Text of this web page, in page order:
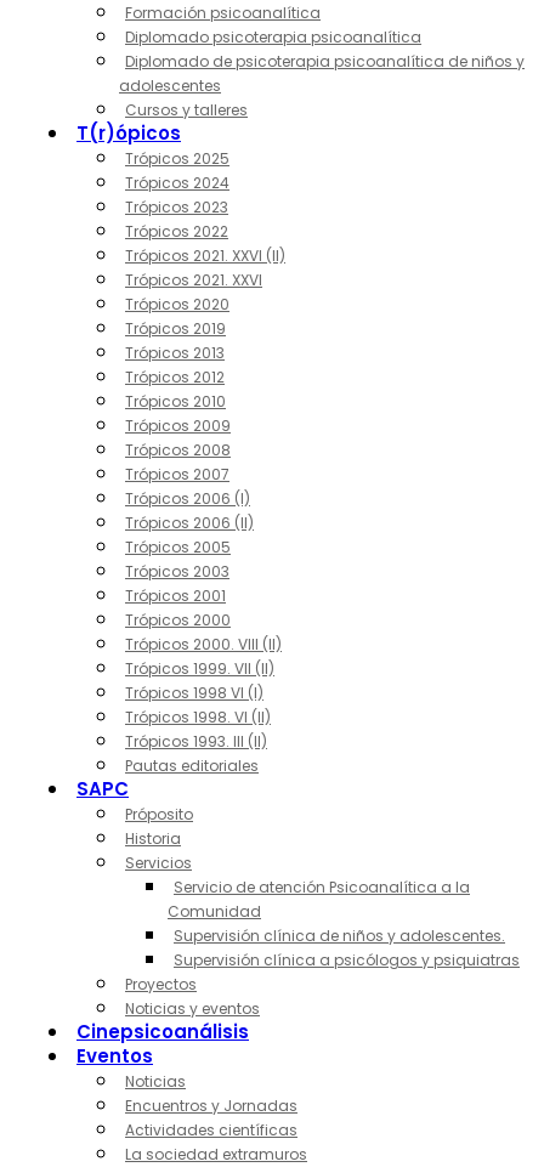
Formación psicoanalítica
Diplomado psicoterapia psicoanalítica
Diplomado de psicoterapia psicoanalítica de niños y
adolescentes
Cursos y talleres
T(r)ópicos
Trópicos 2025
Trópicos 2024
Trópicos 2023
Trópicos 2022
Trópicos 2021. XXVI (II)
Trópicos 2021. XXVI
Trópicos 2020
Trópicos 2019
Trópicos 2013
Trópicos 2012
Trópicos 2010
Trópicos 2009
Trópicos 2008
Trópicos 2007
Trópicos 2006 (I)
Trópicos 2006 (II)
Trópicos 2005
Trópicos 2003
Trópicos 2001
Trópicos 2000
Trópicos 2000. VIII (II)
Trópicos 1999. VII (II)
Trópicos 1998 VI (I)
Trópicos 1998. VI (II)
Trópicos 1993. III (II)
Pautas editoriales
SAPC
Próposito
Historia
Servicios
Servicio de atención Psicoanalítica a la
Comunidad
Supervisión clínica de niños y adolescentes.
Supervisión clínica a psicólogos y psiquiatras
Proyectos
Noticias y eventos
Cinepsicoanálisis
Eventos
Noticias
Encuentros y Jornadas
Actividades científicas
La sociedad extramuros